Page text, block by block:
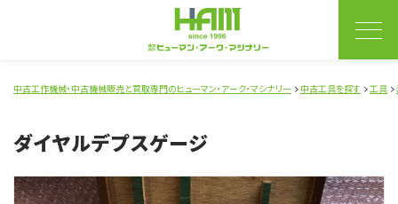
中古工作機械・中古機械販売と買取専門のヒューマン・アーク・マシナリー 中古工具を探す 工具
ダイヤルデプスゲージ